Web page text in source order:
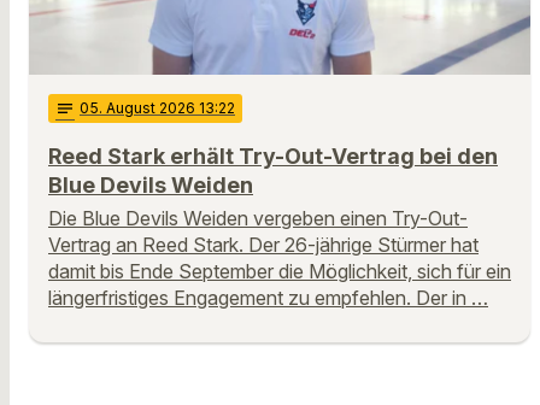
notes 05. August 2026 13:22
Reed Stark erhält Try-Out-Vertrag bei den
Blue Devils Weiden
Die Blue Devils Weiden vergeben einen Try-Out-
Vertrag an Reed Stark. Der 26-jährige Stürmer hat
damit bis Ende September die Möglichkeit, sich für ein
längerfristiges Engagement zu empfehlen. Der in …